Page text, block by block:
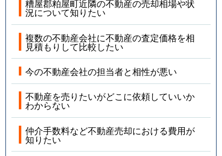
糟屋郡粕屋町近隣の不動産の売却相場や状
況について知りたい
複数の不動産会社に不動産の査定価格を相
見積もりして比較したい
今の不動産会社の担当者と相性が悪い
不動産を売りたいがどこに依頼していいか
わからない
仲介手数料など不動産売却における費用が
知りたい